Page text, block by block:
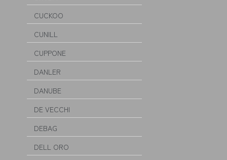
CUCKOO
CUNILL
CUPPONE
DANLER
DANUBE
DE VECCHI
DEBAG
DELL ORO